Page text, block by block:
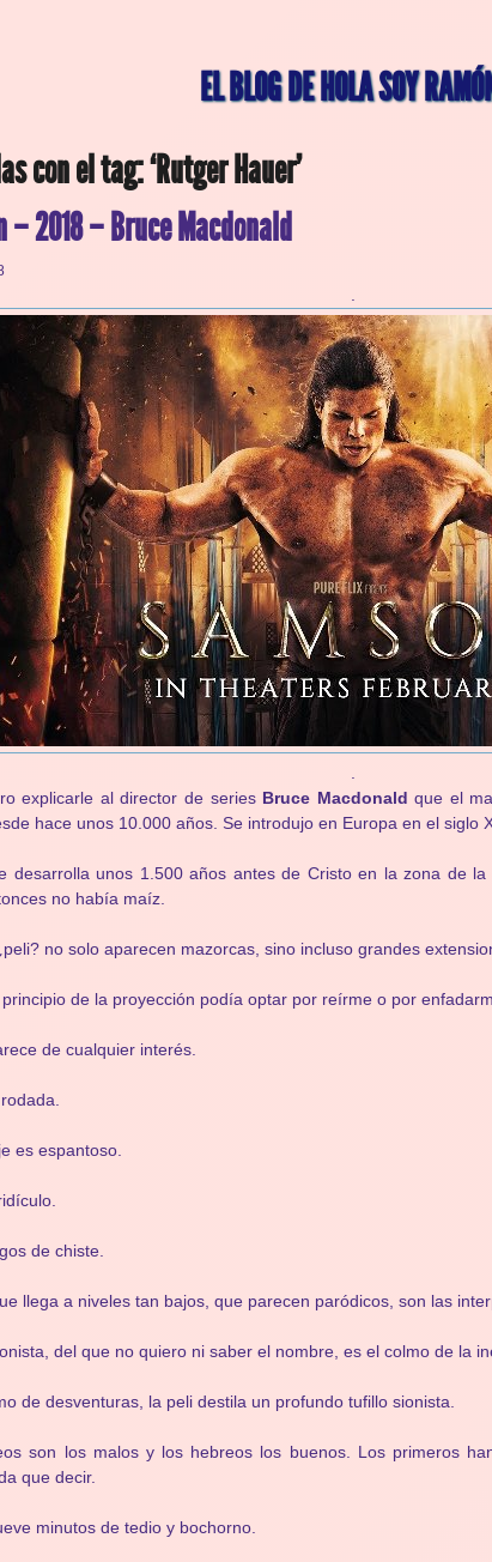
EL BLOG DE HOLA SOY
con el tag: ‘Rutger Hauer’
– 2018 – Bruce Macdonald
explicarle al director de series Bruce Macdonald que el
hace unos 10.000 años. Se introdujo en Europa en el siglo
desarrolla unos 1.500 años antes de Cristo en la zona de
no había maíz.
no solo aparecen mazorcas, sino incluso grandes
principio de la proyección podía optar por reírme o por
de cualquier interés.
es espantoso.
de chiste.
llega a niveles tan bajos, que parecen paródicos, son las
del que no quiero ni saber el nombre, es el colmo de la
de desventuras, la peli destila un profundo tufillo sionista.
son los malos y los hebreos los buenos. Los primeros
que decir.
minutos de tedio y bochorno.